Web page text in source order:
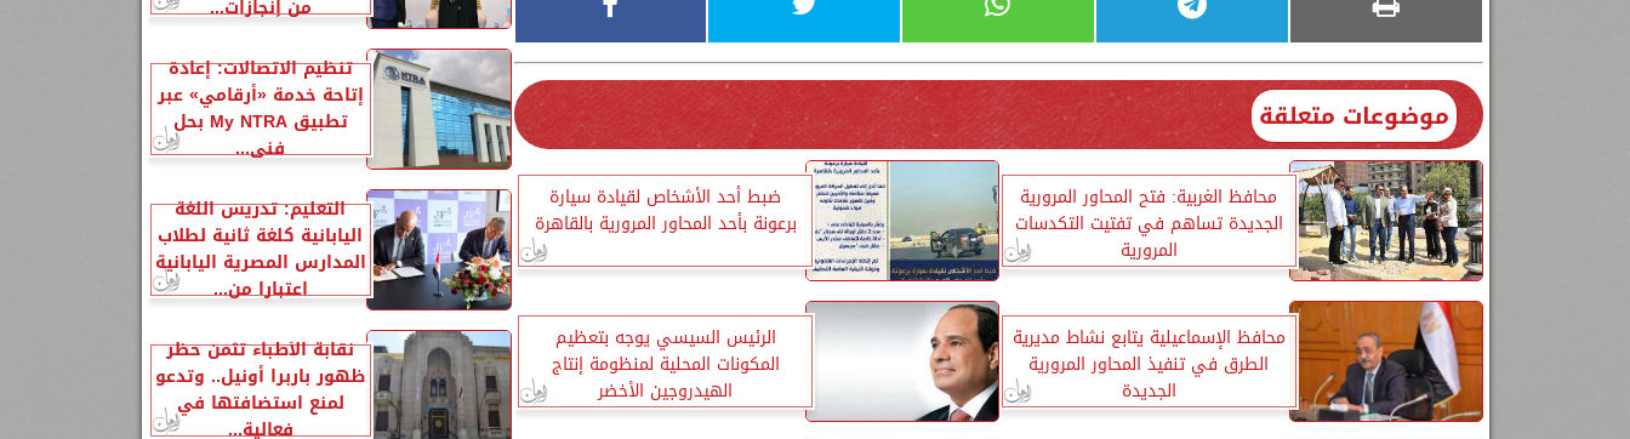
موضوعات متعلقة
محافظ الغربية: فتح المحاور المرورية
الجديدة تساهم في تفتيت التكدسات
المرورية
ضبط أحد الأشخاص لقيادة سيارة
برعونة بأحد المحاور المرورية بالقاهرة
محافظ الإسماعيلية يتابع نشاط مديرية
الطرق في تنفيذ المحاور المرورية
الجديدة
الرئيس السيسي يوجه بتعظيم
المكونات المحلية لمنظومة إنتاج
الهيدروجين الأخضر
من إنجازات...
تنظيم الاتصالات: إعادة
إتاحة خدمة «أرقامي» عبر
تطبيق My NTRA بحل
فني...
التعليم: تدريس اللغة
اليابانية كلغة ثانية لطلاب
المدارس المصرية اليابانية
اعتبارا من...
نقابة الأطباء تثمن حظر
ظهور باربرا أونيل.. وتدعو
لمنع استضافتها في
فعالية...